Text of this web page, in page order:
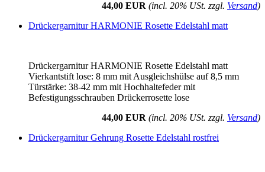
44,00 EUR (incl. 20% USt. zzgl. Versand)
Drückergarnitur HARMONIE Rosette Edelstahl matt
Drückergarnitur HARMONIE Rosette Edelstahl matt
Vierkantstift lose: 8 mm mit Ausgleichshülse auf 8,5 mm
Türstärke: 38-42 mm mit Hochhaltefeder mit
Befestigungsschrauben Drückerrosette lose
44,00 EUR (incl. 20% USt. zzgl. Versand)
Drückergarnitur Gehrung Rosette Edelstahl rostfrei